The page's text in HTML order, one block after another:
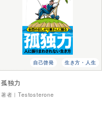
自己啓発 生き方・人生
孤独力
著者｜Testosterone